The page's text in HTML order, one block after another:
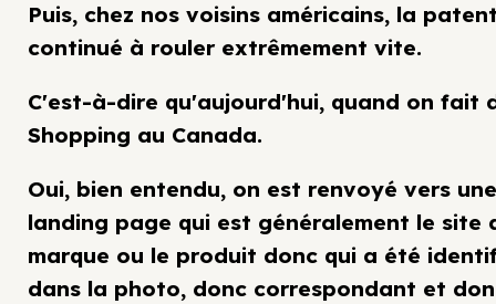
Puis, chez nos voisins américains, la
continué à rouler extrêmement vite.
C'est-à-dire qu'aujourd'hui, quand on fait
Shopping au Canada.
Oui, bien entendu, on est renvoyé vers une
landing page qui est généralement le site
marque ou le produit donc qui a été
dans la photo, donc correspondant et